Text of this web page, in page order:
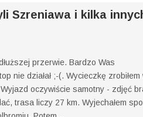
Read More
Szreniawa i kilka innych
przerwie. Bardzo Was